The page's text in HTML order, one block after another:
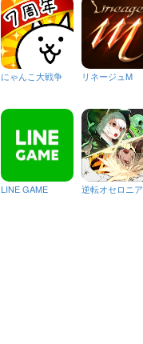
にゃんこ大戦争 リネージュM
LINE GAME 逆転オセロニア